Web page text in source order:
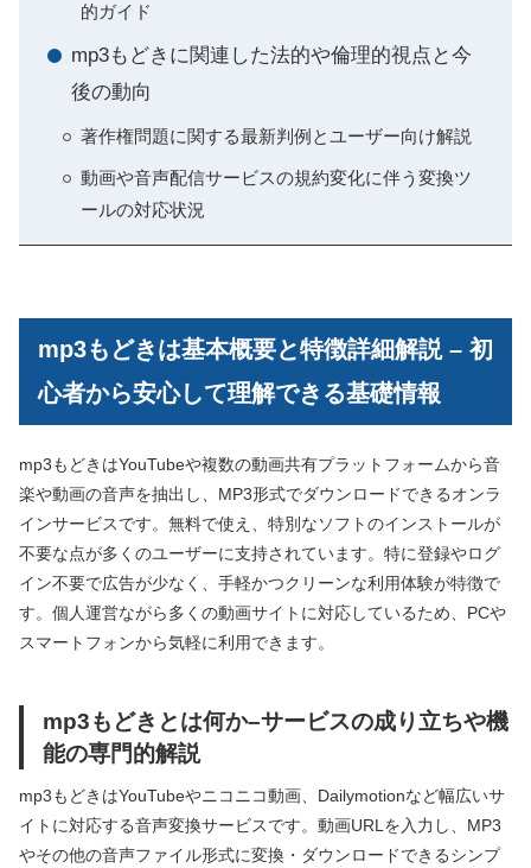
的ガイド
mp3もどきに関連した法的や倫理的視点と今
後の動向
著作権問題に関する最新判例とユーザー向け解説
動画や音声配信サービスの規約変化に伴う変換ツ
ールの対応状況
mp3もどきは基本概要と特徴詳細解説 – 初
心者から安心して理解できる基礎情報
mp3もどきはYouTubeや複数の動画共有プラットフォームから音
楽や動画の音声を抽出し、MP3形式でダウンロードできるオンラ
インサービスです。無料で使え、特別なソフトのインストールが
不要な点が多くのユーザーに支持されています。特に登録やログ
イン不要で広告が少なく、手軽かつクリーンな利用体験が特徴で
す。個人運営ながら多くの動画サイトに対応しているため、PCや
スマートフォンから気軽に利用できます。
mp3もどきとは何か–サービスの成り立ちや機
能の専門的解説
mp3もどきはYouTubeやニコニコ動画、Dailymotionなど幅広いサ
イトに対応する音声変換サービスです。動画URLを入力し、MP3
やその他の音声ファイル形式に変換・ダウンロードできるシンプ